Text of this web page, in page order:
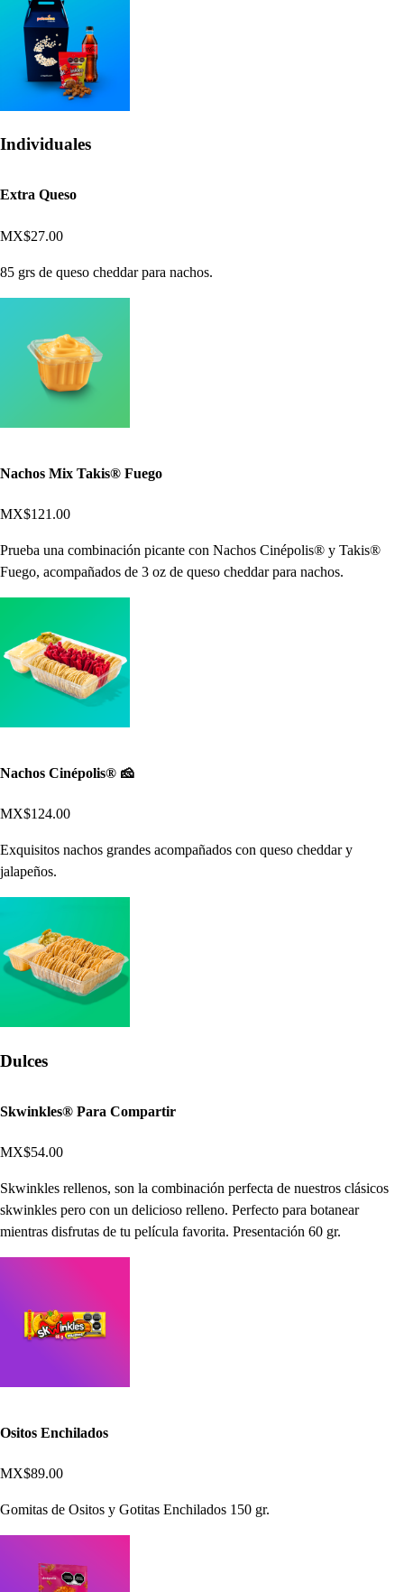
Individuales
Extra Queso
MX$27.00
85 grs de queso cheddar para nachos.
Nachos Mix Takis® Fuego
MX$121.00
Prueba una combinación picante con Nachos Cinépolis® y Takis®
Fuego, acompañados de 3 oz de queso cheddar para nachos.
Nachos Cinépolis® 🧀
MX$124.00
Exquisitos nachos grandes acompañados con queso cheddar y
jalapeños.
Dulces
Skwinkles® Para Compartir
MX$54.00
Skwinkles rellenos, son la combinación perfecta de nuestros clásicos
skwinkles pero con un delicioso relleno. Perfecto para botanear
mientras disfrutas de tu película favorita. Presentación 60 gr.
Ositos Enchilados
MX$89.00
Gomitas de Ositos y Gotitas Enchilados 150 gr.